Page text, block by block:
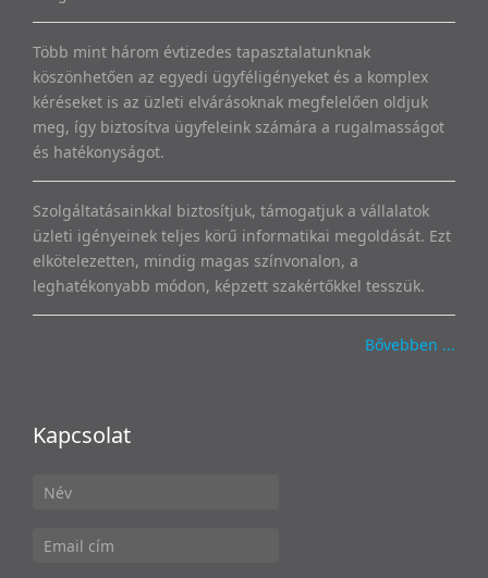
Több mint három évtizedes tapasztalatunknak
köszönhetően az egyedi ügyféligényeket és a komplex
kéréseket is az üzleti elvárásoknak megfelelően oldjuk
meg, így biztosítva ügyfeleink számára a rugalmasságot
és hatékonyságot.
Szolgáltatásainkkal biztosítjuk, támogatjuk a vállalatok
üzleti igényeinek teljes körű informatikai megoldását. Ezt
elkötelezetten, mindig magas színvonalon, a
leghatékonyabb módon, képzett szakértőkkel tesszük.
Bővebben ...
Kapcsolat